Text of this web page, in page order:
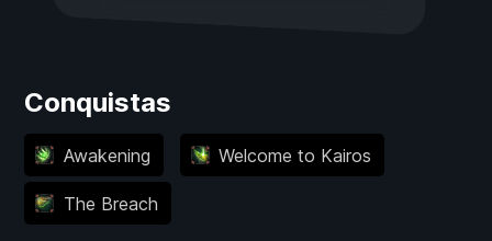
Conquistas
Awakening Welcome to Kairos
The Breach